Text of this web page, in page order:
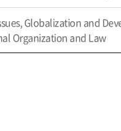
Globalization and
Organization and Law